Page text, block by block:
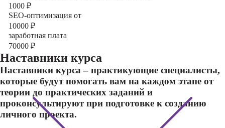
1000 ₽
SEO-оптимизация от
10000 ₽
заработная плата
70000 ₽
Наставники курса
Наставники курса – практикующие специалисты,
которые будут помогать вам на каждом этапе от
теории до практических заданий и
проконсультируют при подготовке к созданию
личного проекта.